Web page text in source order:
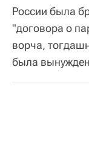
России была
"договора о
ворча,
была